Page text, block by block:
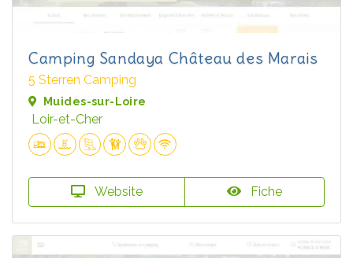
Camping Sandaya Château des Marais
5 Sterren Camping
Muides-sur-Loire
Loir-et-Cher
Website Fiche